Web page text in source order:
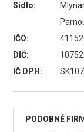
Sídlo:
IČO:
DIČ:
IČ DPH:
PODOBNÉ